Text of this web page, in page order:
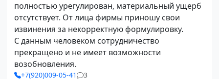
полностью урегулирован, материальный ущерб
отсутствует. От лица фирмы приношу свои
извинения за некорректную формулировку.
С данным человеком сотрудничество
прекращено и не имеет возможности
возобновления.
+7(920)009-05-41 3